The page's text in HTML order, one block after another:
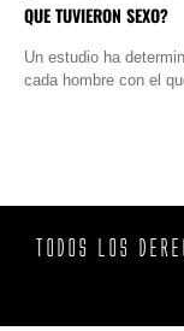
QUE TUVIERON SEXO?
Un estudio ha
cada hombre con el
TODOS LOS